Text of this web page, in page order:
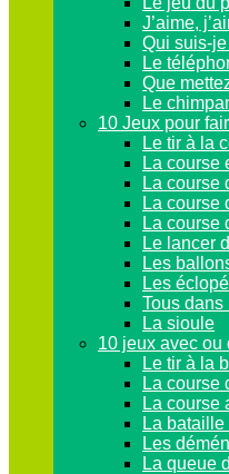
J’aime,
Qui suis-
Le
Que
Le
10 Jeux pour
Le tir à la
La course
La course
La course
La course
Le lancer
Les
Les
Tous dans
La sioule
10 jeux avec ou
Le tir à la
La course
La course
La
Les
La queue